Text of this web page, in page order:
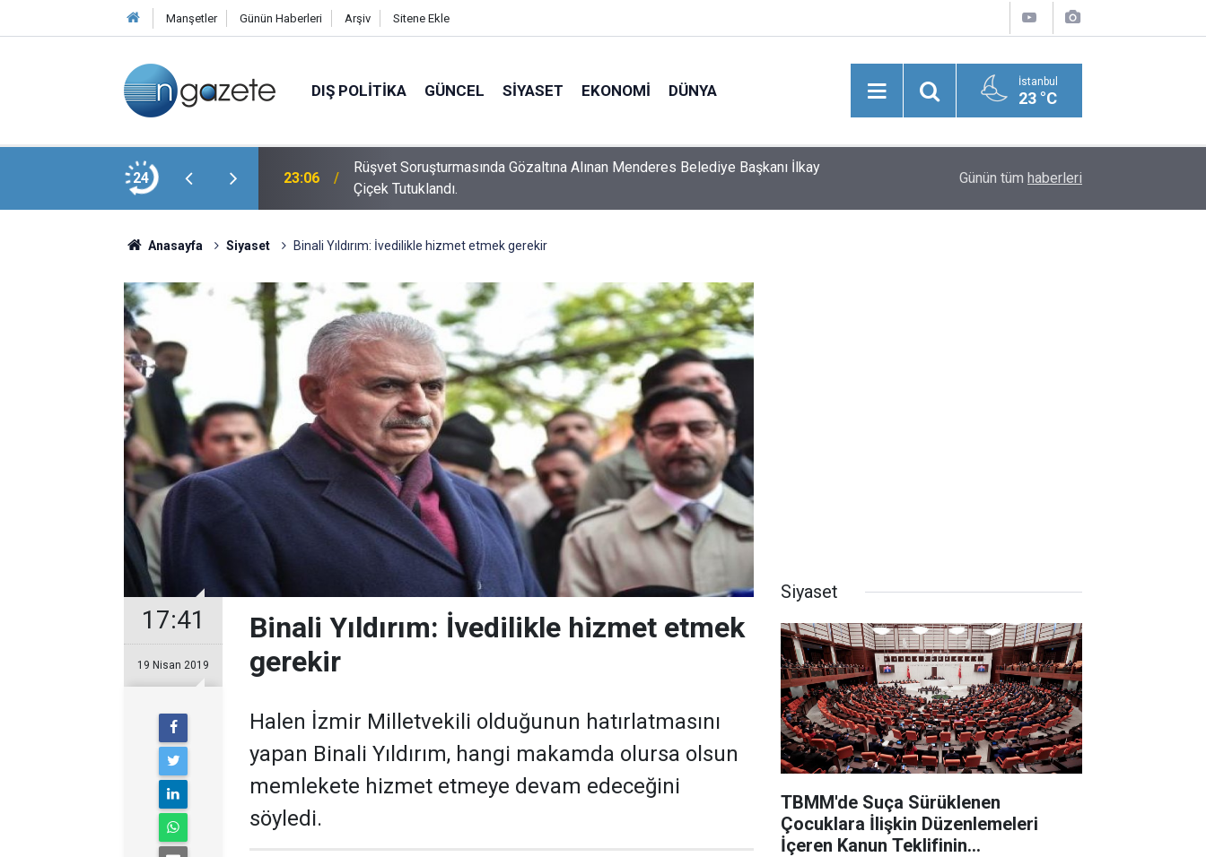
Manşetler Günün Haberleri Arşiv Sitene Ekle
DIŞ POLITIKA GÜNCEL SIYASET EKONOMI DÜNYA İstanbul
23 °C
24
Salim Güran Cezaevinden Mektup
23:06
Rüşvet Soruşturmasında Gözaltına Alınan Menderes Belediye Başkanı İlkay
Çiçek Tutuklandı.
Şevket Bülend Yahnici Yazdı: Bir Zamanlar Söz
Günün tüm haberleri
Anasayfa Siyaset Binali Yıldırım: İvedilikle hizmet etmek gerekir
17:41
19 Nisan 2019
Binali Yıldırım: İvedilikle hizmet etmek
gerekir
Halen İzmir Milletvekili olduğunun hatırlatmasını
yapan Binali Yıldırım, hangi makamda olursa olsun
memlekete hizmet etmeye devam edeceğini
söyledi.
Siyaset
TBMM'de Suça Sürüklenen
Çocuklara İlişkin Düzenlemeleri
İçeren Kanun Teklifinin